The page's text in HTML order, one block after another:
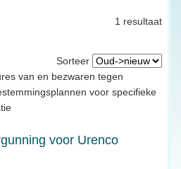
1 resultaat
Sorteer
van en bezwaren tegen
voor specifieke
voor Urenco